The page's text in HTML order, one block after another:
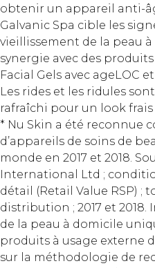
obtenir un appareil anti-
Galvanic Spa cible les
vieillissement de la peau
synergie avec des
Facial Gels avec ageLOC
Les rides et les ridules
rafraîchi pour un look frais
* Nu Skin a été reconnue
d’appareils de soins de
monde en 2017 et 2018.
International Ltd ;
détail (Retail Value RSP) ;
distribution ; 2017 et
de la peau à domicile
produits à usage externe
sur la méthodologie de